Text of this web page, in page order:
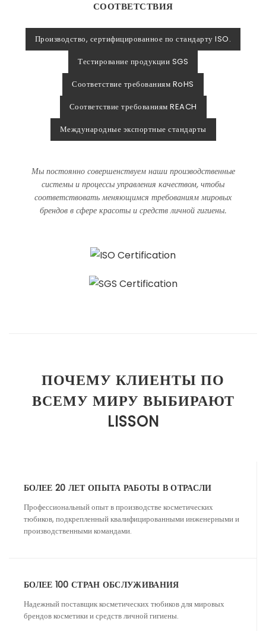
СООТВЕТСТВИЯ
Производство, сертифицированное по стандарту ISO.
Тестирование продукции SGS
Соответствие требованиям RoHS
Соответствие требованиям REACH
Международные экспортные стандарты
Мы постоянно совершенствуем наши производственные
системы и процессы управления качеством, чтобы
соответствовать меняющимся требованиям мировых
брендов в сфере красоты и средств личной гигиены.
ПОЧЕМУ КЛИЕНТЫ ПО
ВСЕМУ МИРУ ВЫБИРАЮТ
LISSON
БОЛЕЕ 20 ЛЕТ ОПЫТА РАБОТЫ В ОТРАСЛИ
Профессиональный опыт в производстве косметических
тюбиков, подкрепленный квалифицированными инженерными и
производственными командами.
БОЛЕЕ 100 СТРАН ОБСЛУЖИВАНИЯ
Надежный поставщик косметических тюбиков для мировых
брендов косметики и средств личной гигиены.